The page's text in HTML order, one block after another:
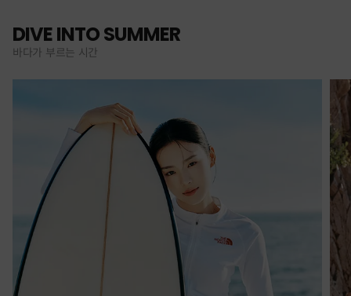
DIVE INTO SUMMER
바다가 부르는 시간